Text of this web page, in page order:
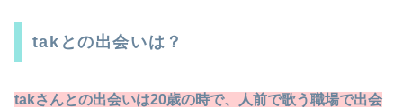
takとの出会いは？
takさんとの出会いは20歳の時で、人前で歌う職場で出会